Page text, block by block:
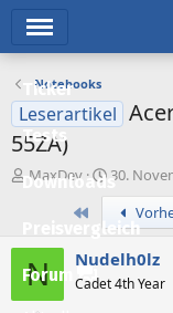
Ticker
Tests
Downloads
Preisvergleich
Forum
Notebooks
Leserartikel
55ZA)
E
t
e
l
MaxDev
E
r
t
e
l
30.
Erste
N Nudelh0lz
Cadet 4th Year